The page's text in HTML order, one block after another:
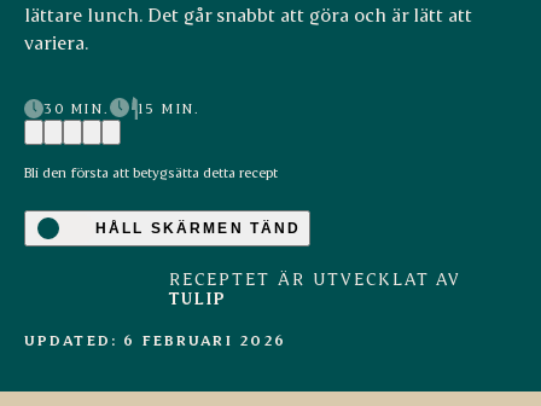
lättare lunch. Det går snabbt att göra och är lätt att
variera.
30 MIN. 15 MIN.
Bli den första att betygsätta detta recept
HÅLL SKÄRMEN TÄND
RECEPTET ÄR UTVECKLAT AV
TULIP
UPDATED: 6 FEBRUARI 2026